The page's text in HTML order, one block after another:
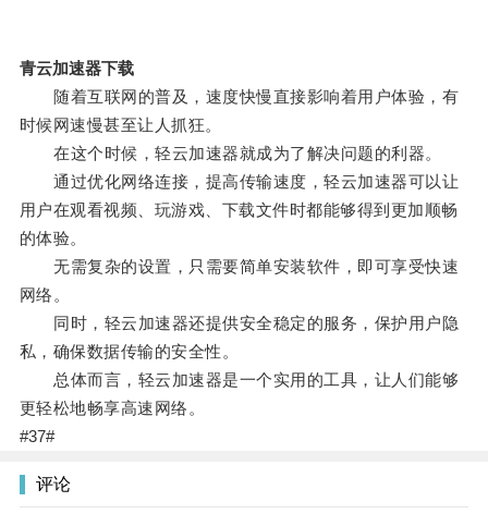
青云加速器下载
随着互联网的普及，速度快慢直接影响着用户体验，有
时候网速慢甚至让人抓狂。
在这个时候，轻云加速器就成为了解决问题的利器。
通过优化网络连接，提高传输速度，轻云加速器可以让
用户在观看视频、玩游戏、下载文件时都能够得到更加顺畅
的体验。
无需复杂的设置，只需要简单安装软件，即可享受快速
网络。
同时，轻云加速器还提供安全稳定的服务，保护用户隐
私，确保数据传输的安全性。
总体而言，轻云加速器是一个实用的工具，让人们能够
更轻松地畅享高速网络。
#37#
评论